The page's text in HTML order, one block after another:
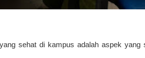
sehat di kampus adalah aspek yang